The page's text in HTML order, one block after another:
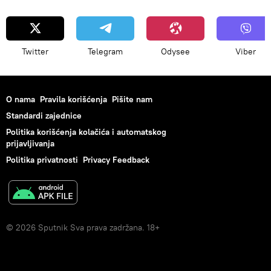
Twitter Telegram Odysee Viber
O nama Pravila korišćenja Pišite nam
Standardi zajednice
Politika korišćenja kolačića i automatskog
prijavljivanja
Politika privatnosti Privacy Feedback
© 2026 Sputnik Sva prava zadržana. 18+